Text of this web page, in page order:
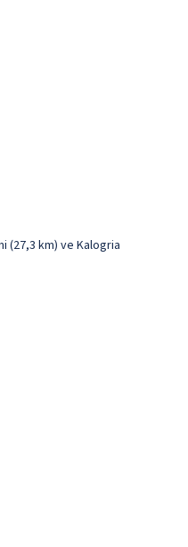
(27,3 km) ve Kalogria